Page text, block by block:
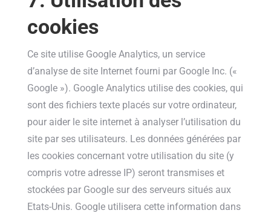
cookies
Ce site utilise Google Analytics, un service
d’analyse de site Internet fourni par Google Inc. («
Google »). Google Analytics utilise des cookies, qui
sont des fichiers texte placés sur votre ordinateur,
pour aider le site internet à analyser l’utilisation du
site par ses utilisateurs. Les données générées par
les cookies concernant votre utilisation du site (y
compris votre adresse IP) seront transmises et
stockées par Google sur des serveurs situés aux
Etats-Unis. Google utilisera cette information dans